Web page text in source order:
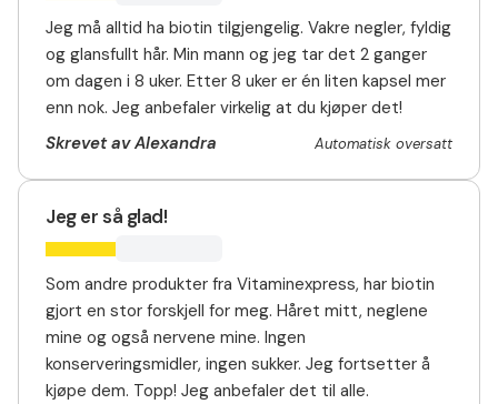
Jeg må alltid ha biotin tilgjengelig. Vakre negler, fyldig
og glansfullt hår. Min mann og jeg tar det 2 ganger
om dagen i 8 uker. Etter 8 uker er én liten kapsel mer
enn nok. Jeg anbefaler virkelig at du kjøper det!
Skrevet av Alexandra
Automatisk oversatt
Jeg er så glad!
Som andre produkter fra Vitaminexpress, har biotin
gjort en stor forskjell for meg. Håret mitt, neglene
mine og også nervene mine. Ingen
konserveringsmidler, ingen sukker. Jeg fortsetter å
kjøpe dem. Topp! Jeg anbefaler det til alle.